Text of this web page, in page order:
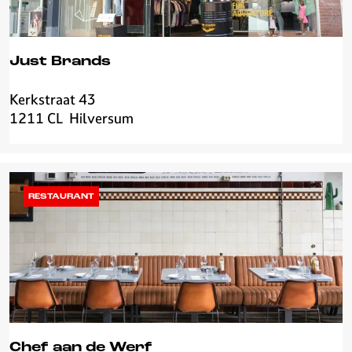
r
Just Brands
J
u
B
r
a
Kerkstraat 43
1211 CL Hilversum
Chef aan de Werf
RESTAURANT